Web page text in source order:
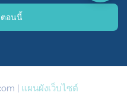
ตอนนี้
แผนผังเว็บไซต์